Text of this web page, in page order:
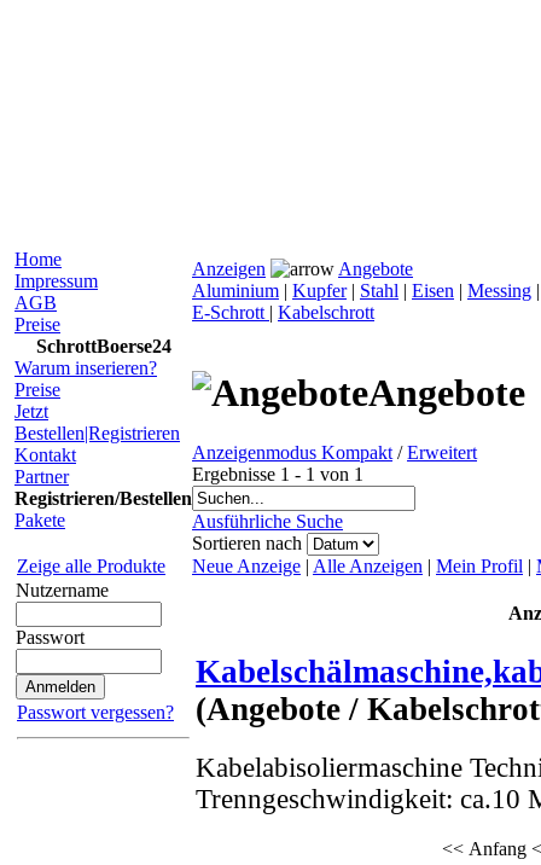
Home
Impressum
AGB
Preise
SchrottBoerse24
Warum inserieren?
Preise
Jetzt
Bestellen|Registrieren
Kontakt
Partner
Registrieren/Bestellen
Pakete
Zeige alle Produkte
Nutzername
Passwort
Passwort vergessen?
Anzeigen
Angebote
Aluminium | Kupfer| Stahl | Eisen | Messing
E-Schrott | Kabelschrott
Angebote
Anzeigenmodus Kompakt /Erweitert
Ergebnisse 1 - 1 von 1
Ausführliche Suche
Sortieren nach
Neue Anzeige | Alle Anzeigen | Mein Profil |
(Angebote /
Kabelabisoliermaschine
Trenngeschwindigkeit: ca.10
<< Anfang